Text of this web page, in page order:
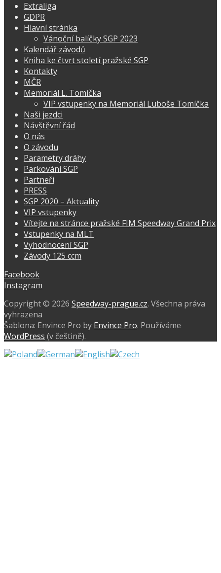
Extraliga
GDPR
Hlavní stránka
Vánoční balíčky SGP 2023
Kalendář závodů
Kniha ke čtvrt století pražské SGP
Kontakty
MČR
Memoriál L. Tomíčka
VIP vstupenky na Memoriál Luboše Tomíčka
Naši jezdci
Návštěvní řád
O nás
O závodu
Parametry dráhy
Parkování SGP
Partneři
PRESS
SGP 2020 – Aktuality
VIP vstupenky
Vítejte na stránce pražské FIM Speedway Grand Prix
Vstupenky na MLT
Vyhodnocení SGP
Závody 125 ccm
Facebook
Instagram
Copyright © 2026 Speedway-prague.cz. Všechna práva
vyhrazena
Šablona: Envince Pro by Envince Pro. Používáme
WordPress (v češtině).